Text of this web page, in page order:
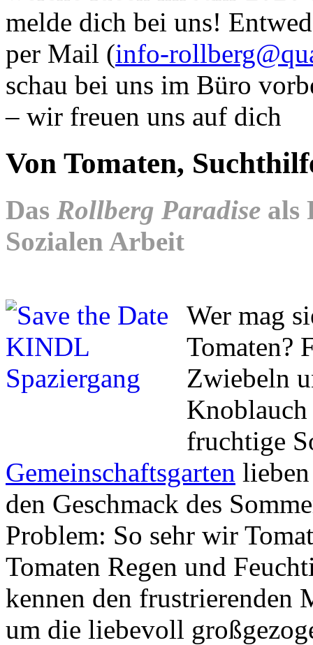
melde dich bei uns!
per Mail (info-
schau bei uns im Büro
– wir freuen uns auf dich
Von Tomaten,
Das Rollberg Paradise als
Sozialen Arbeit
Wer mag
Tomaten?
Zwiebeln
Knoblauch
fruchtige
Gemeinschaftsgarten
den Geschmack des
Problem: So sehr wir
Tomaten Regen und
kennen den frustrierenden
um die liebevoll